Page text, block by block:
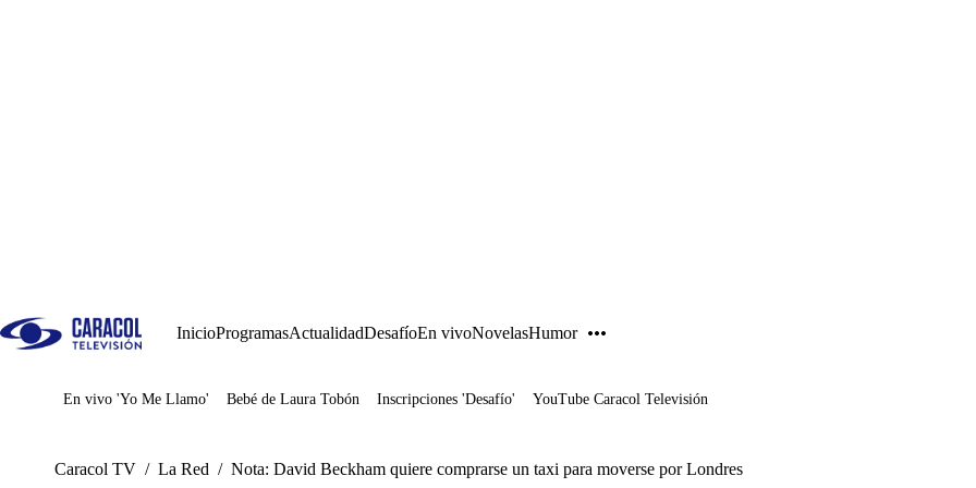
InicioProgramasActualidadDesafíoEn vivoNovelasHumor
Juegos
En vivo 'Yo Me Llamo' Bebé de Laura Tobón Inscripciones 'Desafío' YouTube Caracol Televisión
Caracol TV / La Red / Nota: David Beckham quiere comprarse un taxi para moverse por Londres